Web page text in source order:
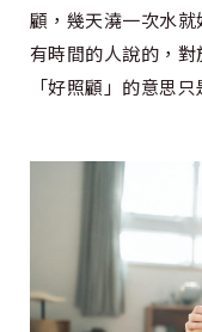
顧，幾天澆一次水
有時間的人說的，對
「好照顧」的意思